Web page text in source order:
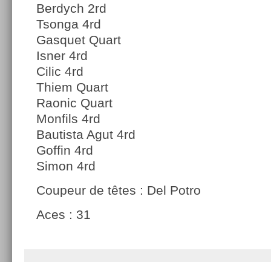
Berdych 2rd
Tsonga 4rd
Gasquet Quart
Isner 4rd
Cilic 4rd
Thiem Quart
Raonic Quart
Monfils 4rd
Bautista Agut 4rd
Goffin 4rd
Simon 4rd
Coupeur de têtes : Del Potro
Aces : 31